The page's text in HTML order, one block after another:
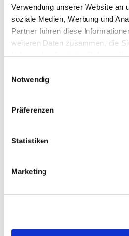
Verwendung unserer Website an
soziale Medien, Werbung und
Partner führen diese
weiteren Daten zusammen, die
Notwendig
Präferenzen
Statistiken
Marketing
8.12.2025 Protokoll
3.04.2026 Protokoll
Kontakt